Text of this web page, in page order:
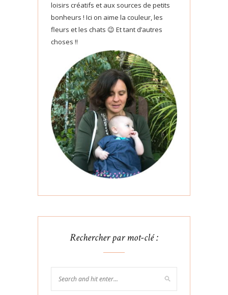
loisirs créatifs et aux sources de petits
bonheurs ! Ici on aime la couleur, les
fleurs et les chats 😉 Et tant d’autres
choses !!
Rechercher par mot-clé :